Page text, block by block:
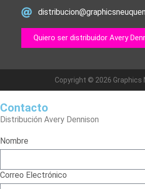
Quiero ser distribuidor Avery
Copyright © 2026 Graphics
Contacto
Distribución Avery Dennison
Nombre
Correo Electrónico